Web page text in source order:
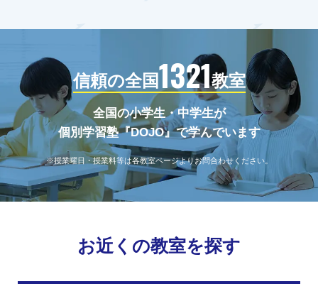
信頼の全国1321教室
全国の小学生・中学生が
個別学習塾『DOJO』で学んでいます
※授業曜日・授業料等は各教室ページよりお問合わせください。
お近くの教室を探す